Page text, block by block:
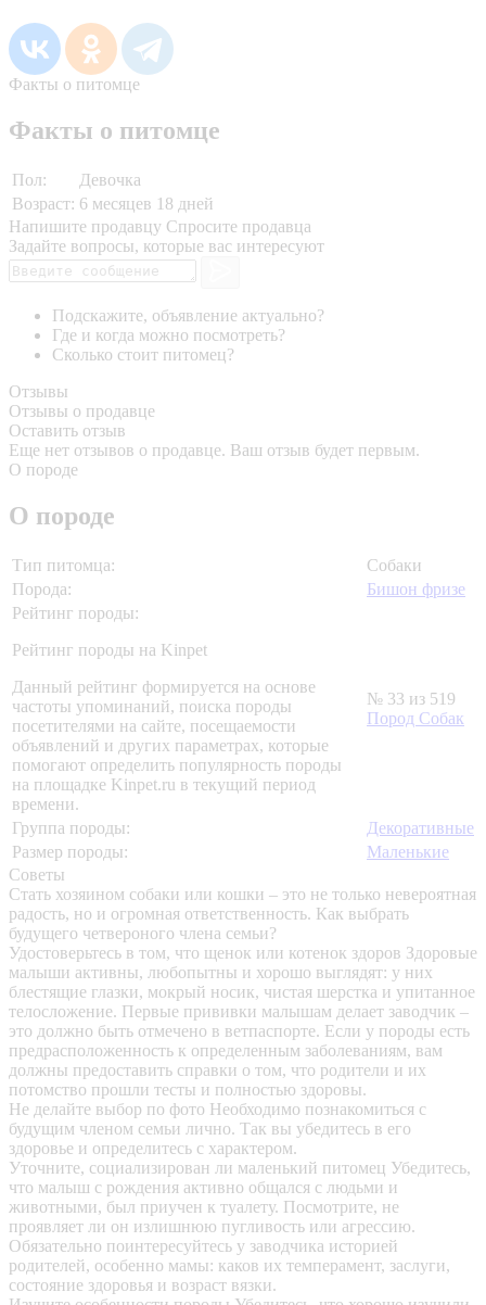
Факты о питомце
Факты о питомце
Пол:
Девочка
Возраст: 6 месяцев 18 дней
Напишите продавцу Спросите продавца
Задайте вопросы, которые вас интересуют
Подскажите, объявление актуально?
Где и когда можно посмотреть?
Сколько стоит питомец?
Отзывы
Отзывы о продавце
Оставить отзыв
Еще нет отзывов о продавце. Ваш отзыв будет первым.
О породе
О породе
Тип питомца:
Собаки
Порода:
Бишон фризе
Рейтинг породы:
Рейтинг породы на Kinpet
Данный рейтинг формируется на основе
частоты упоминаний, поиска породы
посетителями на сайте, посещаемости
объявлений и других параметрах, которые
помогают определить популярность породы
на площадке Kinpet.ru в текущий период
времени.
№ 33 из 519
Пород Собак
Группа породы:
Декоративные
Размер породы:
Маленькие
Советы
Стать хозяином собаки или кошки – это не только невероятная
радость, но и огромная ответственность. Как выбрать
будущего четвероного члена семьи?
Удостоверьтесь в том, что щенок или котенок здоров Здоровые
малыши активны, любопытны и хорошо выглядят: у них
блестящие глазки, мокрый носик, чистая шерстка и упитанное
телосложение. Первые прививки малышам делает заводчик –
это должно быть отмечено в ветпаспорте. Если у породы есть
предрасположенность к определенным заболеваниям, вам
должны предоставить справки о том, что родители и их
потомство прошли тесты и полностью здоровы.
Не делайте выбор по фото Необходимо познакомиться с
будущим членом семьи лично. Так вы убедитесь в его
здоровье и определитесь с характером.
Уточните, социализирован ли маленький питомец Убедитесь,
что малыш с рождения активно общался с людьми и
животными, был приучен к туалету. Посмотрите, не
проявляет ли он излишнюю пугливость или агрессию.
Обязательно поинтересуйтесь у заводчика историей
родителей, особенно мамы: каков их темперамент, заслуги,
состояние здоровья и возраст вязки.